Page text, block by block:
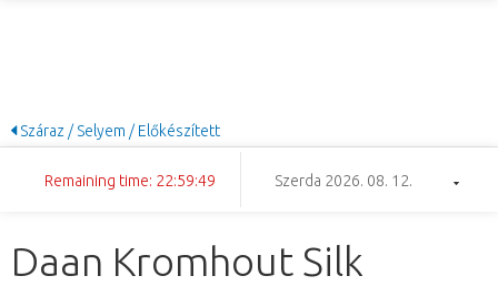
Száraz / Selyem / Előkészített
Remaining time: 22:59:48 Szerda 2026. 08. 12.
Daan Kromhout Silk